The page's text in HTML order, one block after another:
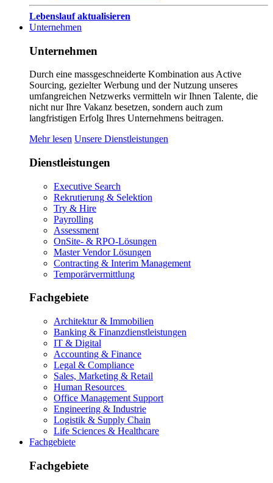
Lebenslauf aktualisieren
Unternehmen
Unternehmen
Durch eine massgeschneiderte Kombination aus Active
Sourcing, gezielter Werbung und der Nutzung unseres
umfangreichen Netzwerks vermitteln wir Ihnen Talente, die
nicht nur Ihre Vakanz besetzen, sondern auch zum
langfristigen Erfolg Ihres Unternehmens beitragen.
Mehr lesen Unsere Dienstleistungen
Dienstleistungen
Executive Search
Rekrutierung & Selektion
Try & Hire
Payrolling
Assessment
OnSite- & RPO-Lösungen
Master Vendor Lösungen
Contracting & Interim Management
Temporärvermittlung
Fachgebiete
Architektur & Immobilien
Banking & Finanzdienstleistungen
IT & Digital
Accounting & Finance
Legal & Compliance
Sales, Marketing & Retail
Human Resources
Office Management Support
Engineering & Industrie
Logistik & Supply Chain
Life Sciences & Healthcare
Fachgebiete
Fachgebiete